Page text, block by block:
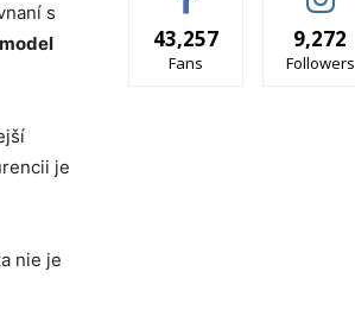
s
je
nie je
43,257
Fans
9,272
Followers